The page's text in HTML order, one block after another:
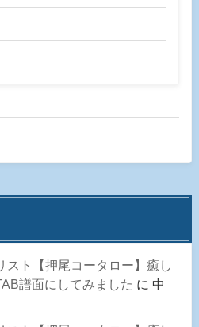
スト【押尾コータロー】癒し
譜面にしてみました に 中